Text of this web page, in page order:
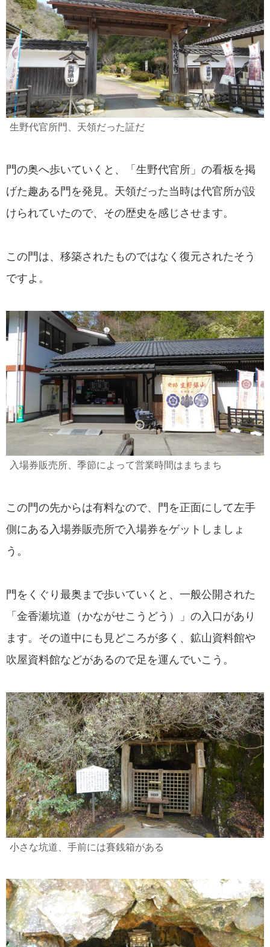
生野代官所門、天領だった証だ
門の奥へ歩いていくと、「生野代官所」の看板を掲
げた趣ある門を発見。天領だった当時は代官所が設
けられていたので、その歴史を感じさせます。
この門は、移築されたものではなく復元されたそう
ですよ。
入場券販売所、季節によって営業時間はまちまち
この門の先からは有料なので、門を正面にして左手
側にある入場券販売所で入場券をゲットしましょ
う。
門をくぐり最奥まで歩いていくと、一般公開された
「金香瀬坑道（かながせこうどう）」の入口があり
ます。その道中にも見どころが多く、鉱山資料館や
吹屋資料館などがあるので足を運んでいこう。
小さな坑道、手前には賽銭箱がある